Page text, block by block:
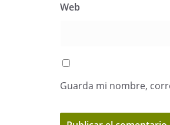
Web
Guarda mi nombre,